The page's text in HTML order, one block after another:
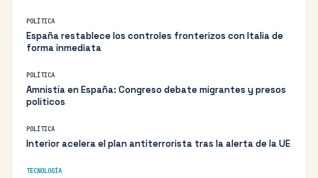
POLÍTICA
España restablece los controles fronterizos con Italia de
forma inmediata
POLÍTICA
Amnistía en España: Congreso debate migrantes y presos
políticos
POLÍTICA
Interior acelera el plan antiterrorista tras la alerta de la UE
TECNOLOGÍA